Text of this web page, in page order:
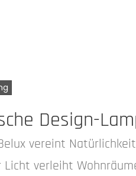
Design-
vereint
verleiht